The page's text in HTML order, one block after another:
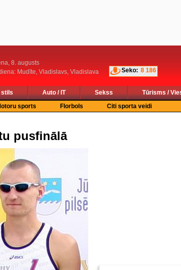
8. augusts
Mudīte, Vladislavs, Vladislava
Seko: 8 186
stils Auto / IT Sekss
Tūrisms /
sports Florbols Citi sporta veidi
pusfinālā